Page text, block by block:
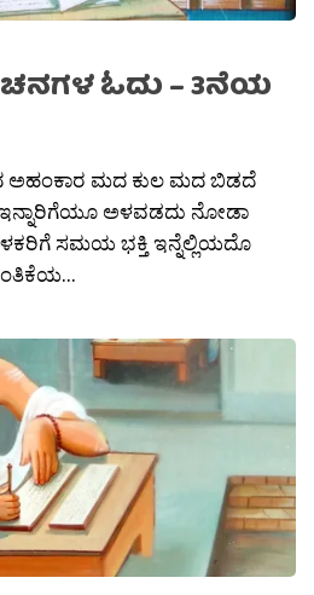
ಓದು – 3ನೆಯ
ಅಹಂಕಾರ ಮದ ಕುಲ ಮದ ಬಿಡದೆ
ಅಳವಡದು ನೋಡಾ
ಸಮಯ ಭಕ್ತಿ ಇನ್ನೆಲ್ಲಿಯದೊ